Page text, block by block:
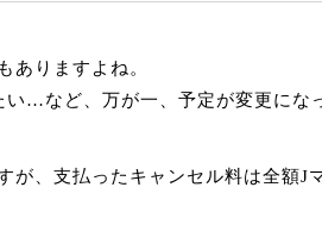
ありますよね。
…など、万が一、予定が変更にな
、支払ったキャンセル料は全額J